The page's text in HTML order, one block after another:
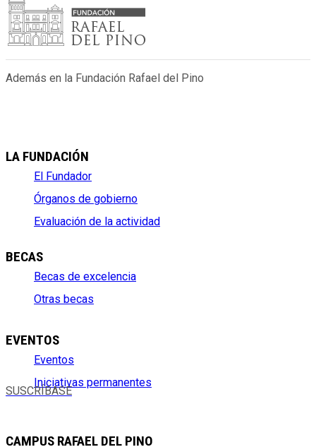
Además en la Fundación Rafael del Pino
LA FUNDACIÓN
El Fundador
Órganos de gobierno
Evaluación de la actividad
BECAS
Becas de excelencia
Otras becas
EVENTOS
Eventos
Iniciativas permanentes
SUSCRÍBASE
CAMPUS RAFAEL DEL PINO